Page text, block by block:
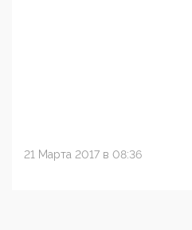
21 Марта 2017 в 08:36